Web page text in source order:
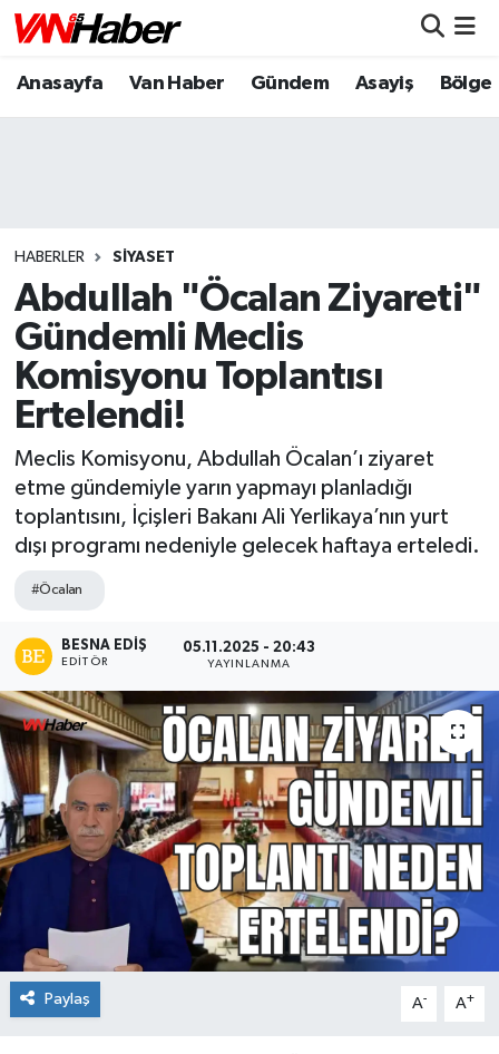
Anasayfa Van Haber Gündem Asayiş Bölge
HABERLER SIYASET
Abdullah "Öcalan Ziyareti"
Gündemli Meclis
Komisyonu Toplantısı
Ertelendi!
Meclis Komisyonu, Abdullah Öcalan’ı ziyaret
etme gündemiyle yarın yapmayı planladığı
toplantısını, İçişleri Bakanı Ali Yerlikaya’nın yurt
dışı programı nedeniyle gelecek haftaya erteledi.
#Öcalan
BESNA EDİŞ
EDITÖR
05.11.2025 - 20:43
YAYINLANMA
Paylaş A- A+
Nöbetçi Eczaneler
Puan Durumu ve Fikstür
Tüm Manşetler
Son Dakika Haberleri
Haber Arşivi